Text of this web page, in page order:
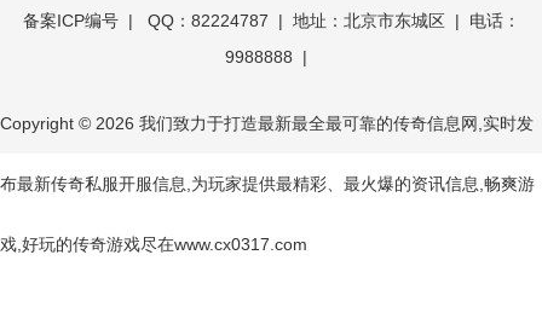
备案ICP编号| QQ：82224787 | 地址：北京市东城区 | 电话：
9988888 |
Copyright © 2026 我们致力于打造最新最全最可靠的传奇信息网,实时发
布最新传奇私服开服信息,为玩家提供最精彩、最火爆的资讯信息,畅爽游
戏,好玩的传奇游戏尽在www.cx0317.com